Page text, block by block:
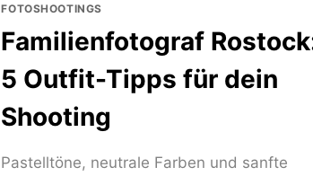
FOTOSHOOTINGS
Familienfotograf
5 Outfit-Tipps für dein
Shooting
Pastelltöne, neutrale Farben und sanfte